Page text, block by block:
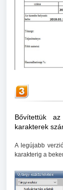
Bővítettük
karakterek
A legújabb
karakterig a